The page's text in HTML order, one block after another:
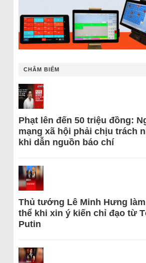
CHÂM BIẾM
Phạt lên đến 50 triệu đồng:
mạng xã hội phải chịu trách
khi dẫn nguồn báo chí
Thủ tướng Lê Minh Hưng
thể khi xin ý kiến chỉ đạo từ
Putin